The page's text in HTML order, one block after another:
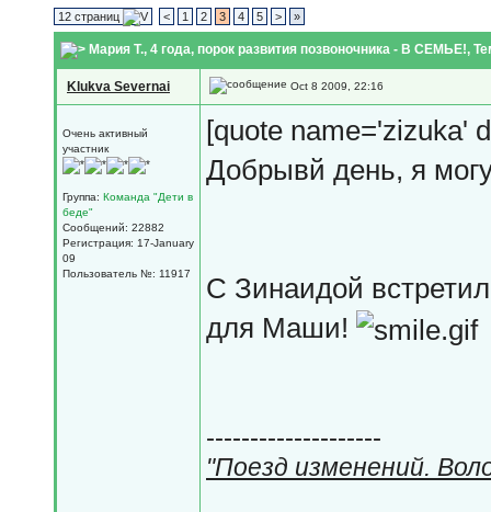
12 страниц < 1 2 3 4 5 > »
Мария Т., 4 года, порок развития позвоночника - В СЕМЬЕ!,
Klukva Severnai Oct 8 2009, 22:16
Очень активный
участник
Группа: Команда "Дети в
беде"
Сообщений: 22882
Регистрация: 17-January
09
Пользователь №: 11917
[quote name='zizuka'
Добрывй день, я
С Зинаидой
для Маши!
--------------------
"Поезд изменений.